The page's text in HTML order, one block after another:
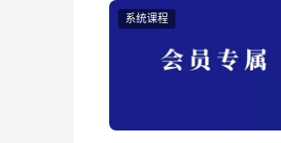
系统课程